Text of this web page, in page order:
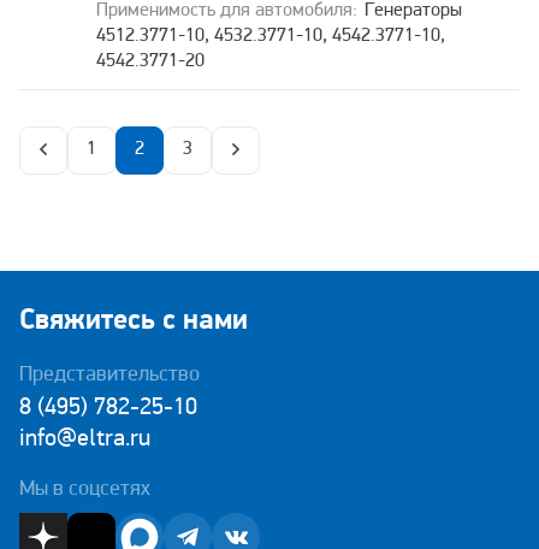
Генераторы
4512.3771-10, 4532.3771-10, 4542.3771-10,
4542.3771-20
1 2 3
Свяжитесь с нами
Представительство
8 (495) 782-25-10
info@eltra.ru
Мы в соцсетях